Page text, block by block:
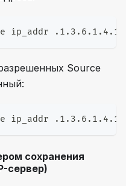
ip_addr
Source
ip_addr
сохранения
сервер)